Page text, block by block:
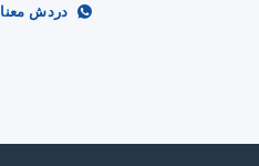
دردش معنا